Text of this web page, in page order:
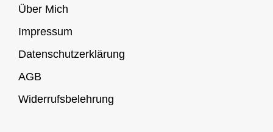
Über Mich
Impressum
Datenschutzerklärung
AGB
Widerrufsbelehrung